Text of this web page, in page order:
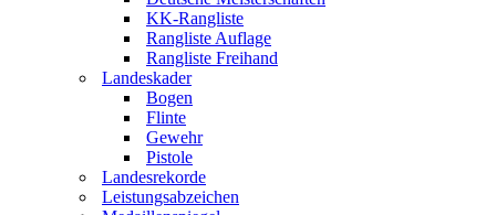
KK-Rangliste
Rangliste Auflage
Rangliste Freihand
Landeskader
Bogen
Flinte
Gewehr
Pistole
Landesrekorde
Leistungsabzeichen